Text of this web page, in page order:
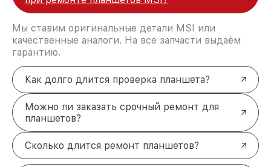
Мы ставим оригинальные детали MSI или
качественные аналоги. На все запчасти выдаём
гарантию.
Как долго длится проверка планшета?
Можно ли заказать срочный ремонт для
планшетов?
Сколько длится ремонт планшетов?